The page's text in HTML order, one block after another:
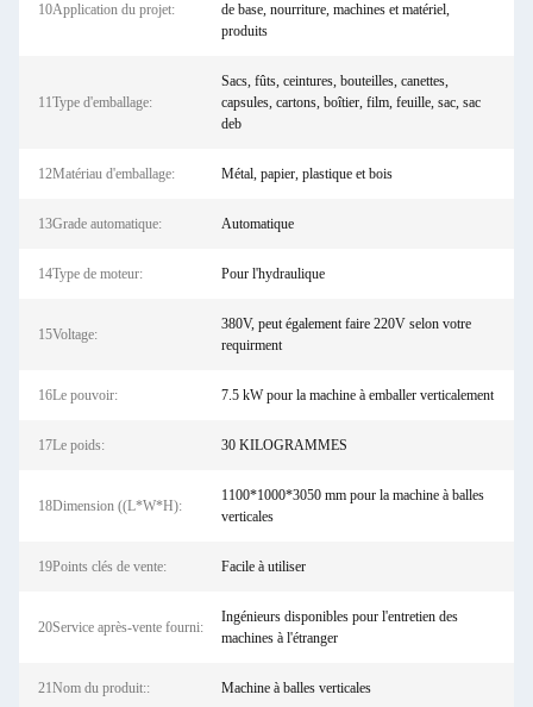
10Application du projet:
de base, nourriture, machines et matériel,
produits
11Type d'emballage:
Sacs, fûts, ceintures, bouteilles, canettes,
capsules, cartons, boîtier, film, feuille, sac, sac
deb
12Matériau d'emballage: Métal, papier, plastique et bois
13Grade automatique: Automatique
14Type de moteur: Pour l'hydraulique
15Voltage:
380V, peut également faire 220V selon votre
requirment
16Le pouvoir: 7.5 kW pour la machine à emballer verticalement
17Le poids: 30 KILOGRAMMES
18Dimension ((L*W*H):
1100*1000*3050 mm pour la machine à balles
verticales
19Points clés de vente: Facile à utiliser
20Service après-vente fourni:
Ingénieurs disponibles pour l'entretien des
machines à l'étranger
21Nom du produit:: Machine à balles verticales